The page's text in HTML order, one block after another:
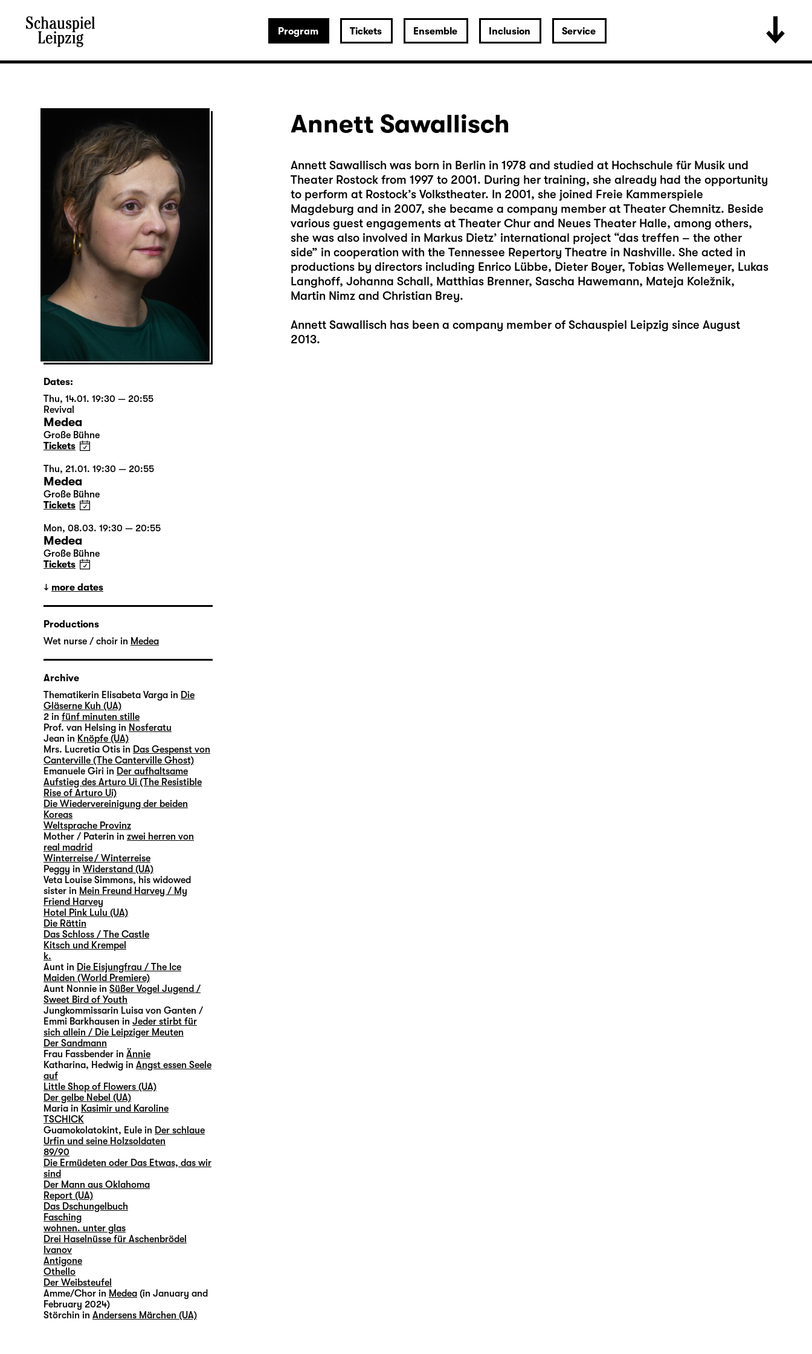
Program Tickets Ensemble Inclusion Service
Annett Sawallisch
Annett Sawallisch was born in Berlin in 1978 and studied at Hochschule für Musik und
Theater Rostock from 1997 to 2001. During her training, she already had the opportunity
to perform at Rostock’s Volkstheater. In 2001, she joined Freie Kammerspiele
Magdeburg and in 2007, she became a company member at Theater Chemnitz. Beside
various guest engagements at Theater Chur and Neues Theater Halle, among others,
she was also involved in Markus Dietz’ international project “das treffen – the other
side” in cooperation with the Tennessee Repertory Theatre in Nashville. She acted in
productions by directors including Enrico Lübbe, Dieter Boyer, Tobias Wellemeyer, Lukas
Langhoff, Johanna Schall, Matthias Brenner, Sascha Hawemann, Mateja Koležnik,
Martin Nimz and Christian Brey.
Annett Sawallisch has been a company member of Schauspiel Leipzig since August
2013.
Dates:
Thu, 14.01. 19:30 — 20:55
Revival
Medea
Große Bühne
Tickets
Thu, 21.01. 19:30 — 20:55
Medea
Große Bühne
Tickets
Mon, 08.03. 19:30 — 20:55
Medea
Große Bühne
Tickets
more dates
Productions
Wet nurse / choir in Medea
Archive
Thematikerin Elisabeta Varga in Die
Gläserne Kuh (UA)
2 in fünf minuten stille
Prof. van Helsing in Nosferatu
Jean in Knöpfe (UA)
Mrs. Lucretia Otis in Das Gespenst von
Canterville (The Canterville Ghost)
Emanuele Giri in Der aufhaltsame
Aufstieg des Arturo Ui (The Resistible
Rise of Arturo Ui)
Die Wiedervereinigung der beiden
Koreas
Weltsprache Provinz
Mother / Paterin in zwei herren von
real madrid
Winterreise / Winterreise
Peggy in Widerstand (UA)
Veta Louise Simmons, his widowed
sister in Mein Freund Harvey / My
Friend Harvey
Hotel Pink Lulu (UA)
Die Rättin
Das Schloss / The Castle
Kitsch und Krempel
k.
Aunt in Die Eisjungfrau / The Ice
Maiden (World Premiere)
Aunt Nonnie in Süßer Vogel Jugend /
Sweet Bird of Youth
Jungkommissarin Luisa von Ganten /
Emmi Barkhausen in Jeder stirbt für
sich allein / Die Leipziger Meuten
Der Sandmann
Frau Fassbender in Ännie
Katharina, Hedwig in Angst essen Seele
auf
Little Shop of Flowers (UA)
Der gelbe Nebel (UA)
Maria in Kasimir und Karoline
TSCHICK
Guamokolatokint, Eule in Der schlaue
Urfin und seine Holzsoldaten
89/90
Die Ermüdeten oder Das Etwas, das wir
sind
Der Mann aus Oklahoma
Report (UA)
Das Dschungelbuch
Fasching
wohnen. unter glas
Drei Haselnüsse für Aschenbrödel
Ivanov
Antigone
Othello
Der Weibsteufel
Amme/Chor in Medea (in January and
February 2024)
Störchin in Andersens Märchen (UA)